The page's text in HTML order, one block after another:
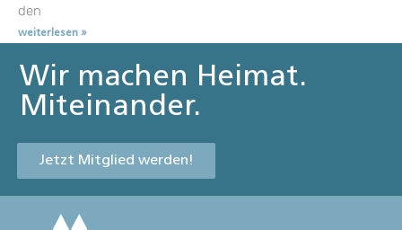
den
weiterlesen »
Wir machen Heimat.
Miteinander.
Jetzt Mitglied werden!